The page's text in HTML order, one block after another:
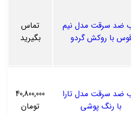
ضد سرقت مدل نیم
با روکش گردو
تماس
بگیرید
ضد سرقت مدل تارا
با رنگ پوشی
40,800,000
تومان